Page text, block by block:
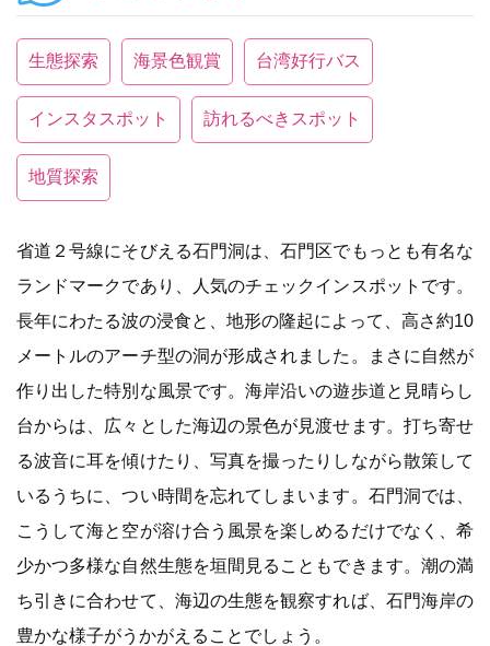
生態探索 海景色観賞 台湾好行バス
インスタスポット 訪れるべきスポット
地質探索
省道２号線にそびえる石門洞は、石門区でもっとも有名な
ランドマークであり、人気のチェックインスポットです。
長年にわたる波の浸食と、地形の隆起によって、高さ約10
メートルのアーチ型の洞が形成されました。まさに自然が
作り出した特別な風景です。海岸沿いの遊歩道と見晴らし
台からは、広々とした海辺の景色が見渡せます。打ち寄せ
る波音に耳を傾けたり、写真を撮ったりしながら散策して
いるうちに、つい時間を忘れてしまいます。石門洞では、
こうして海と空が溶け合う風景を楽しめるだけでなく、希
少かつ多様な自然生態を垣間見ることもできます。潮の満
ち引きに合わせて、海辺の生態を観察すれば、石門海岸の
豊かな様子がうかがえることでしょう。